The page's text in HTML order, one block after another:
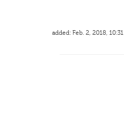
added: Feb. 2, 2018,